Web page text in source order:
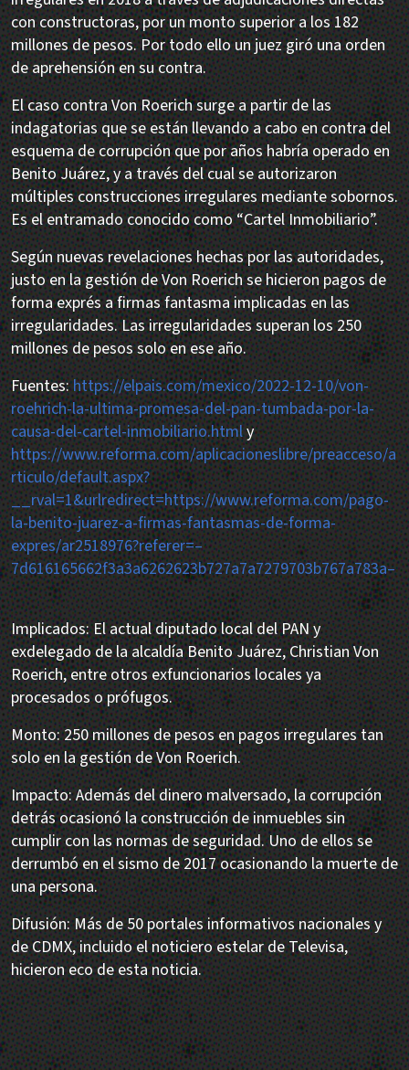
con constructoras, por un monto superior a los 182
millones de pesos. Por todo ello un juez giró una orden
de aprehensión en su contra.
El caso contra Von Roerich surge a partir de las
indagatorias que se están llevando a cabo en contra del
esquema de corrupción que por años habría operado en
Benito Juárez, y a través del cual se autorizaron
múltiples construcciones irregulares mediante sobornos.
Es el entramado conocido como “Cartel Inmobiliario”.
Según nuevas revelaciones hechas por las autoridades,
justo en la gestión de Von Roerich se hicieron pagos de
forma exprés a firmas fantasma implicadas en las
irregularidades. Las irregularidades superan los 250
millones de pesos solo en ese año.
Fuentes:https://elpais.com/mexico/2022-12-10/von-
roehrich-la-ultima-promesa-del-pan-tumbada-por-la-
causa-del-cartel-inmobiliario.htmly
https://www.reforma.com/aplicacioneslibre/preacceso/a
rticulo/default.aspx?
__rval=1&urlredirect=https://www.reforma.com/pago-
la-benito-juarez-a-firmas-fantasmas-de-forma-
expres/ar2518976?referer=–
7d616165662f3a3a6262623b727a7a7279703b767a783a–
Implicados: El actual diputado local del PAN y
exdelegado de la alcaldía Benito Juárez, Christian Von
Roerich, entre otros exfuncionarios locales ya
procesados o prófugos.
Monto: 250 millones de pesos en pagos irregulares tan
solo en la gestión de Von Roerich.
Impacto: Además del dinero malversado, la corrupción
detrás ocasionó la construcción de inmuebles sin
cumplir con las normas de seguridad. Uno de ellos se
derrumbó en el sismo de 2017 ocasionando la muerte de
una persona.
Difusión: Más de 50 portales informativos nacionales y
de CDMX, incluido el noticiero estelar de Televisa,
hicieron eco de esta noticia.